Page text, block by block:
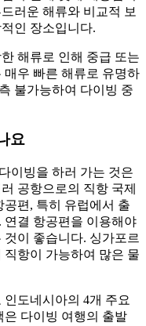
러운 해류와 비교적 보
인 장소입니다.
해류로 인해 중급 또는
매우 빠른 해류로 유명하
불가능하여 다이빙 중
요
이빙을 하러 가는 것은
공항으로의 직항 국제
편, 특히 유럽에서 출
연결 항공편을 이용해야
이 좋습니다. 싱가포르
항이 가능하여 많은 물
도네시아의 4개 주요
은 다이빙 여행의 출발